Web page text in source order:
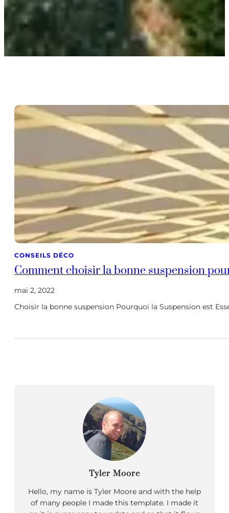
CONSEILS DÉCO
Comment choisir la bonne suspension
mai 2, 2022
Choisir la bonne suspension Pourquoi la Suspension est
Tyler Moore
Hello, my name is Tyler Moore and with the help
of many people I made this template. I made it